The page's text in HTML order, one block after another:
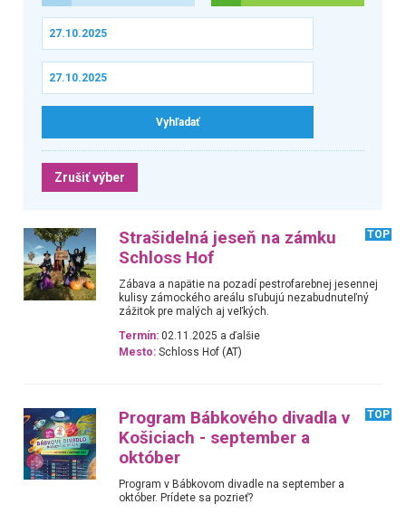
Zrušiť výber
Strašidelná jeseň na zámku
Schloss Hof
TOP
Zábava a napätie na pozadí pestrofarebnej jesennej
kulisy zámockého areálu sľubujú nezabudnuteľný
zážitok pre malých aj veľkých.
Termín: 02.11.2025 a ďalšie
Mesto: Schloss Hof (AT)
Program Bábkového divadla v
Košiciach - september a
október
TOP
Program v Bábkovom divadle na september a
október. Prídete sa pozrieť?